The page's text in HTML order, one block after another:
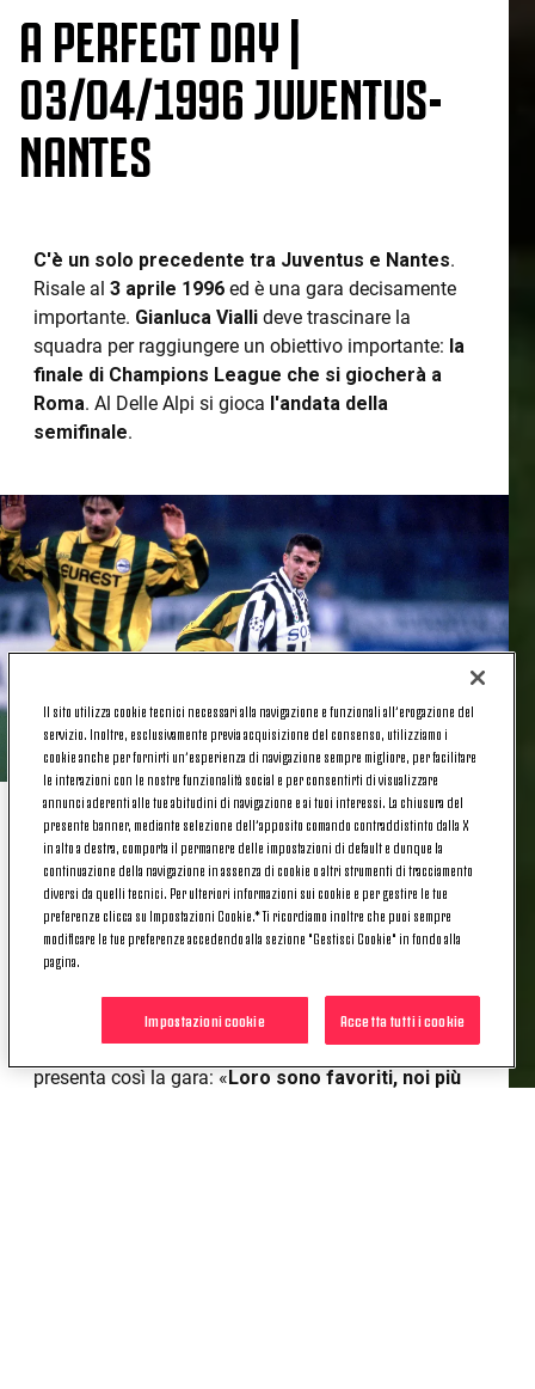
A PERFECT DAY |
03/04/1996 JUVENTUS-
NANTES
C'è un solo precedente tra Juventus e Nantes.
Risale al 3 aprile 1996 ed è una gara decisamente
importante. Gianluca Vialli deve trascinare la
squadra per raggiungere un obiettivo importante: la
finale di Champions League che si giocherà a
Roma. Al Delle Alpi si gioca l'andata della
semifinale.
I FAVORI DEL PRONOSTICO
La Juve arriva all'appuntamento conuno score
migliore rispetto agli avversari
che - dopo avere prodotto meraviglie nella
fase a gironi – ha anche colpito in semifinaleil Real
.Jean Claude Suaudeau , mister delNantes,
presenta così la gara: «Loro sono favoriti, noi più
Il sito utilizza cookie tecnici necessari alla navigazione e funzionali all’erogazione del
servizio. Inoltre, esclusivamente previa acquisizione del consenso, utilizziamo i
cookie anche per fornirti un’esperienza di navigazione sempre migliore, per facilitare
le interazioni con le nostre funzionalità social e per consentirti di visualizzare
annunci aderenti alle tue abitudini di navigazione e ai tuoi interessi. La chiusura del
presente banner, mediante selezione dell’apposito comando contraddistinto dalla X
in alto a destra, comporta il permanere delle impostazioni di default e dunque la
continuazione della navigazione in assenza di cookie o altri strumenti di tracciamento
diversi da quelli tecnici. Per ulteriori informazioni sui cookie e per gestire le tue
preferenze clicca su Impostazioni Cookie.* Ti ricordiamo inoltre che puoi sempre
modificare le tue preferenze accedendo alla sezione "Gestisci Cookie" in fondo alla
pagina.
Accetta tutti i cookie
Impostazioni cookie